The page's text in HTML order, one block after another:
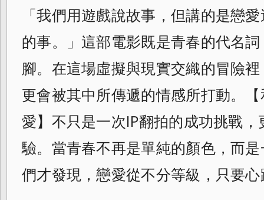
「我們用遊戲說故事，但講的是戀
的事。」這部電影既是青春的代名
腳。在這場虛擬與現實交織的冒險
更會被其中所傳遞的情感所打動。
愛】不只是一次IP翻拍的成功挑戰
驗。當青春不再是單純的顏色，而
們才發現，戀愛從不分等級，只要